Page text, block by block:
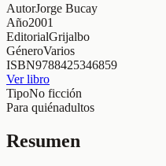
AutorJorge Bucay
Año2001
EditorialGrijalbo
GéneroVarios
ISBN9788425346859
Ver libro
TipoNo ficción
Para quiénadultos
Resumen